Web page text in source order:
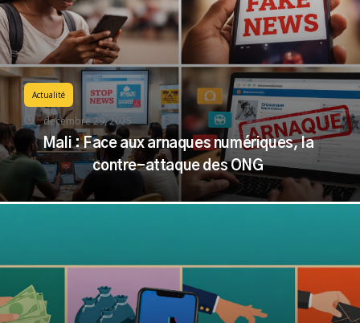
Actualité
décembre 29, 2025
Mali : Face aux arnaques numériques, la
contre-attaque des ONG